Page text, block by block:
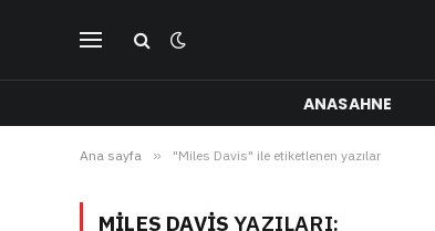
ANASAHNE
Ana sayfa » "Miles Davis" ile etiketlenen yazılar
MILES DAVIS YAZILARI: